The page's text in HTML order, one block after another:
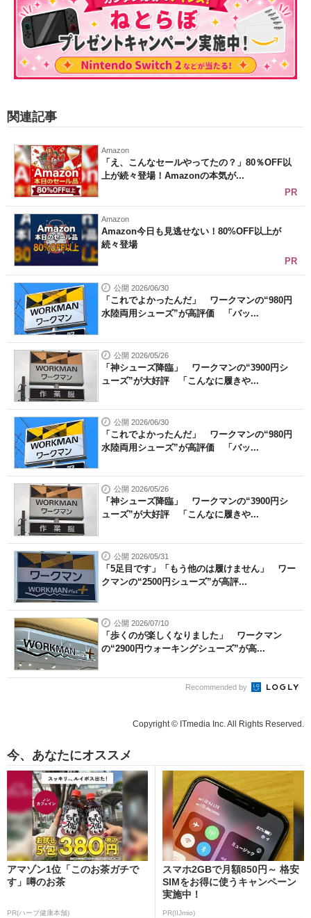
関連記事
Amazon
「え、こんなセールやってたの？」80％OFF以
上が続々登場！Amazonの本気が...
PR
Amazon
Amazon今日も見逃せない！80%OFF以上が
続々登場
PR
公開 2026/06/30
「これでよかったんだ」 ワークマンの“980円
水陸両用シューズ”が高評価 「バッ...
公開 2026/05/26
「神シューズ降臨」 ワークマンの“3900円シ
ューズ”が大好評 「こんなに履きや...
公開 2026/06/30
「これでよかったんだ」 ワークマンの“980円
水陸両用シューズ”が高評価 「バッ...
公開 2026/05/26
「神シューズ降臨」 ワークマンの“3900円シ
ューズ”が大好評 「こんなに履きや...
公開 2026/05/31
「5足目です」「もう他のは履けません」 ワー
クマンの“2500円シューズ”が高評...
公開 2026/07/10
「歩くのが楽しくなりました」 ワークマン
の“2900円ウォーキングシューズ”が高...
Recommended by
Copyright © ITmedia Inc. All Rights Reserved.
今、あなたにオススメ
アマゾン1位「このお茶ガチで
す」噂のお茶
PR(ハーブ健康本舗)
スマホ2GBで月額850円～ 格安
SIMをお得に使うキャンペーン
実施中！
PR(IIJmio)